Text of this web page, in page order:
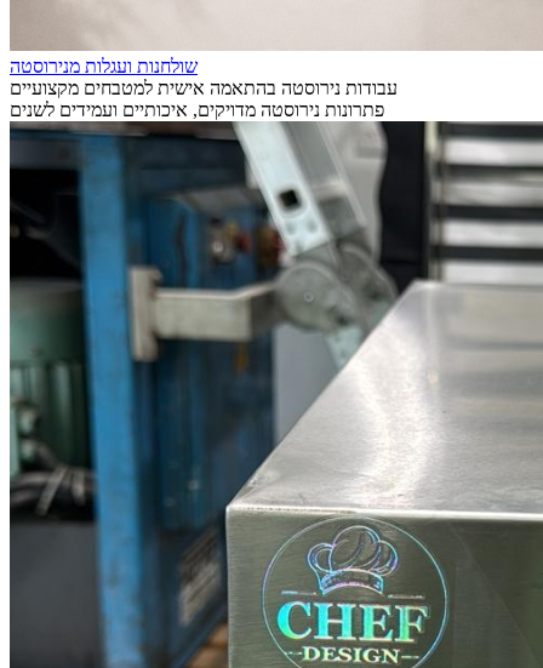
שולחנות ועגלות מנירוסטה
עבודות נירוסטה בהתאמה אישית למטבחים מקצועיים
פתרונות נירוסטה מדויקים, איכותיים ועמידים לשנים